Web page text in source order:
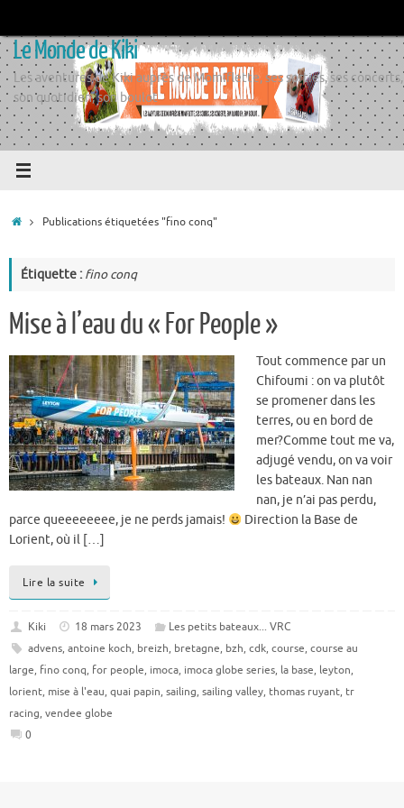
contenu
Le Monde de Kiki
Les aventures de Kiki auprès de Momiflette, ses sorties, ses concerts,
son quotidien, son boulot
AccueilPublications étiquetées "fino conq"
Étiquette : fino conq
Mise à l’eau du « For People »
Tout commence par un
Chifoumi : on va plutôt
se promener dans les
terres, ou en bord de
mer?Comme tout me va,
adjugé vendu, on va voir
les bateaux. Nan nan
nan, je n’ai pas perdu,
parce queeeeeeee, je ne perds jamais!
Direction la Base de
Lorient, où il […]
Lire la suite
Kiki 18 mars 2023
Les petits bateaux... VRC
advens, antoine koch, breizh, bretagne, bzh, cdk, course, course au
large, fino conq, for people, imoca, imoca globe series, la base, leyton,
lorient, mise à l'eau, quai papin, sailing, sailing valley, thomas ruyant, tr
racing, vendee globe
0